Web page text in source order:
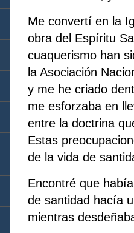
Me convertí en la
obra del Espíritu
cuaquerismo han
la Asociación
y me he criado
me esforzaba en
entre la doctrina
Estas
de la vida de
Encontré que
de santidad hacía
mientras